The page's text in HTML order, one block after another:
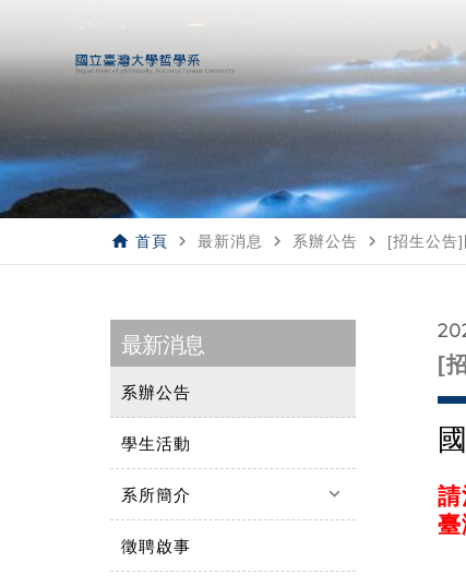
home 首頁 navigate_next 最新消息 navigate_next 系辦公告 navigate_next [招生公告
最新消息
系辦公告
學生活動
系所簡介 keyboard_arrow_down
徵聘啟事
[
請